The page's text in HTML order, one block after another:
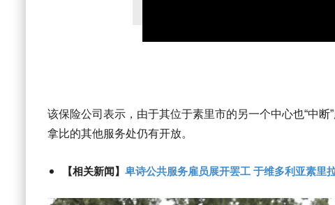
该保险公司表示，由于其位于素里市的另一个中心也“中
拿比的其他服务处仍有开放。
【相关新闻】 卑诗公共服务雇员展开罢工 于维多利亚素里